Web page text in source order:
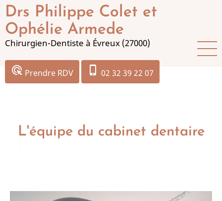
Aller
au
contenu
principal
Drs Philippe Colet et
Ophélie Armede
Chirurgien-Dentiste à Évreux (27000)
ads_click Prendre RDV phone_iphone 02 32 39 22 07
L'équipe du cabinet dentaire